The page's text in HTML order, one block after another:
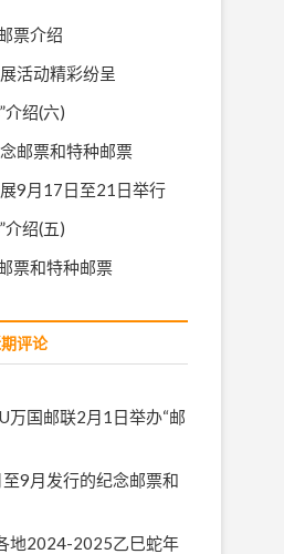
票介绍
活动精彩纷呈
介绍(六)
邮票和特种邮票
9月17日至21日举行
介绍(五)
票和特种邮票
评论
万国邮联2月1日举办“邮
至9月发行的纪念邮票和
地2024-2025乙巳蛇年